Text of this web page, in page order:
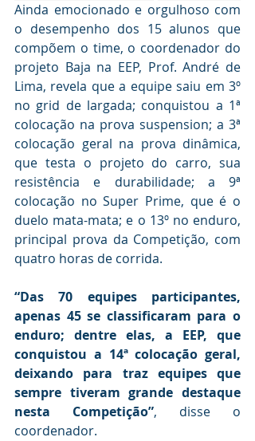
Ainda emocionado e orgulhoso com
o desempenho dos 15 alunos que
compõem o time, o coordenador do
projeto Baja na EEP, Prof. André de
Lima, revela que a equipe saiu em 3º
no grid de largada; conquistou a 1ª
colocação na prova suspension; a 3ª
colocação geral na prova dinâmica,
que testa o projeto do carro, sua
resistência e durabilidade; a 9ª
colocação no Super Prime, que é o
duelo mata-mata; e o 13º no enduro,
principal prova da Competição, com
quatro horas de corrida.
“Das 70 equipes participantes,
apenas 45 se classificaram para o
enduro; dentre elas, a EEP, que
conquistou a 14ª colocação geral,
deixando para traz equipes que
sempre tiveram grande destaque
nesta Competição”, disse o
coordenador.